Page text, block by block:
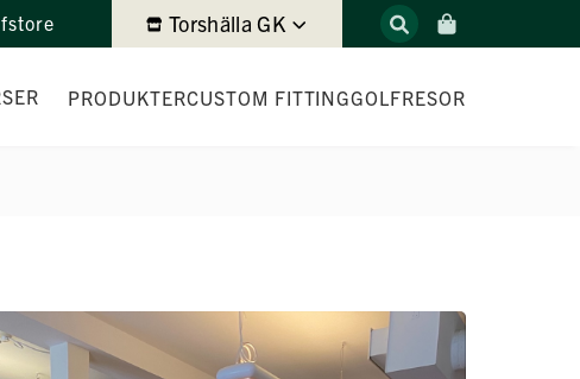
Torshälla GK
2026
PRODUKTERCUSTOM FITTINGGOLFRESOR